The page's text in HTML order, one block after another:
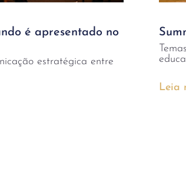
é apresentado no
estratégica entre
Leia